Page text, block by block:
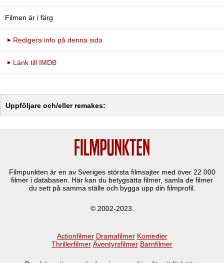
Filmen är i färg
Redigera info på denna sida
Länk till IMDB
Uppföljare och/eller remakes:
Filmpunkten är en av Sveriges största filmsajter med över 22 000
filmer i databasen. Här kan du betygsätta filmer, samla de filmer
du sett på samma ställe och bygga upp din filmprofil.
© 2002-2023.
Actionfilmer Dramafilmer Komedier
Thrillerfilmer Äventyrsfilmer Barnfilmer